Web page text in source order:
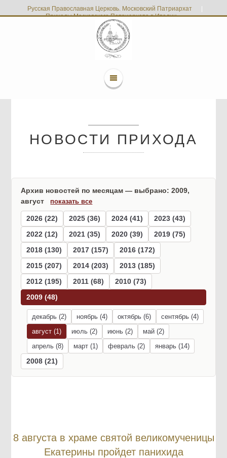
Русская Православная Церковь. Московский Патриархат
Приходы Московского Патриархата в Италии
НОВОСТИ ПРИХОДА
Архив новостей по месяцам — выбрано: 2009,
август
показать все
2026 (22) 2025 (36) 2024 (41)
2023 (43)
2022 (12)
2021 (35) 2020 (39)
2019 (75)
2018 (130)
2017 (157)
2016 (172)
2015 (207)
2014 (203)
2013 (185)
2012 (195)
2011 (68)
2010 (73)
2009 (48)
декабрь (2) ноябрь (4) октябрь (6)
сентябрь (4)
август (1)
июль (2) июнь (2)
май (2)
апрель (8)
март (1) февраль (2) январь (14)
2008 (21)
8 августа в храме святой великомученицы
Екатерины пройдет панихида